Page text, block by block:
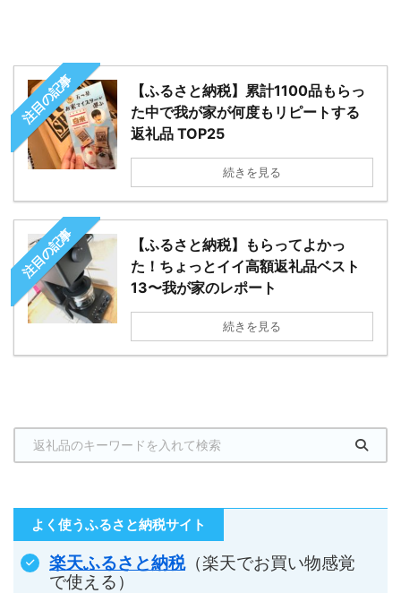
注目の記事
【ふるさと納税】累計1100品もらっ
た中で我が家が何度もリピートする
返礼品 TOP25
続きを見る
注目の記事
【ふるさと納税】もらってよかっ
た！ちょっとイイ高額返礼品ベスト
13〜我が家のレポート
続きを見る
よく使うふるさと納税サイト
楽天ふるさと納税（楽天でお買い物感覚
で使える）